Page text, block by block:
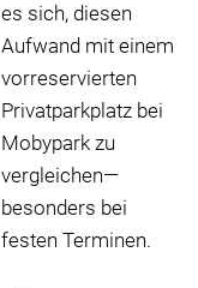
es sich, diesen
Aufwand mit einem
vorreservierten
Privatparkplatz bei
Mobypark zu
vergleichen—
besonders bei
festen Terminen.